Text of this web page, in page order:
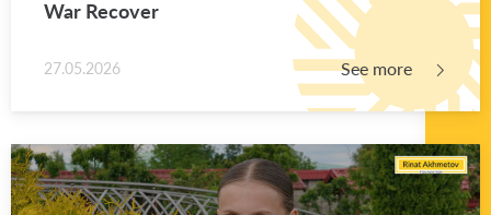
War Re­cover
27.05.2026 See more